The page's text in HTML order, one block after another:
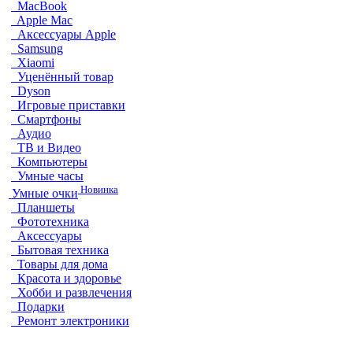
MacBook
Apple Mac
Аксессуары Apple
Samsung
Xiaomi
Уценённый товар
Dyson
Игровые приставки
Смартфоны
Аудио
ТВ и Видео
Компьютеры
Умные часы
Умные очки Новинка
Планшеты
Фототехника
Аксессуары
Бытовая техника
Товары для дома
Красота и здоровье
Хобби и развлечения
Подарки
Ремонт электроники